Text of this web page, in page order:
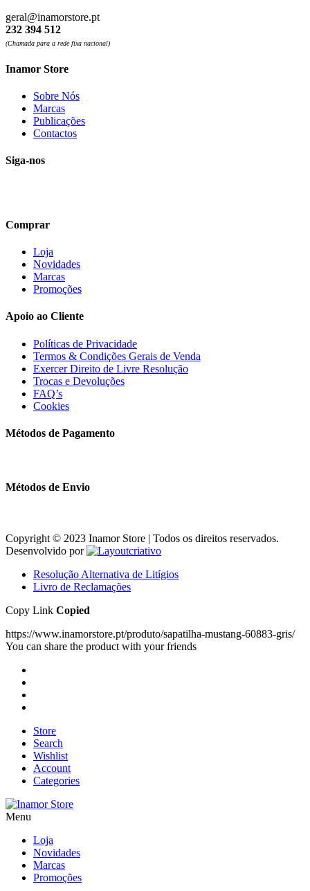
geral@inamorstore.pt
232 394 512
(Chamada para a rede fixa nacional)
Inamor Store
Sobre Nós
Marcas
Publicações
Contactos
Siga-nos
Comprar
Loja
Novidades
Marcas
Promoções
Apoio ao Cliente
Políticas de Privacidade
Termos & Condições Gerais de Venda
Exercer Direito de Livre Resolução
Trocas e Devoluções
FAQ’s
Cookies
Métodos de Pagamento
Métodos de Envio
Copyright © 2023 Inamor Store | Todos os direitos reservados.
Desenvolvido por
Resolução Alternativa de Litígios
Livro de Reclamações
Copy Link Copied
https://www.inamorstore.pt/produto/sapatilha-mustang-60883-gris/
You can share the product with your friends
Store
Search
Wishlist
Account
Categories
Menu
Loja
Novidades
Marcas
Promoções